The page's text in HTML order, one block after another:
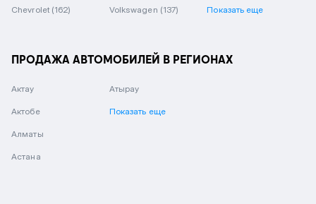
Chevrolet (162) Volkswagen (137) Показать еще
ПРОДАЖА АВТОМОБИЛЕЙ В РЕГИОНАХ
Актау
Актобе
Алматы
Астана
Атырау
Показать еще